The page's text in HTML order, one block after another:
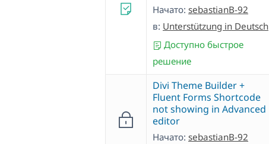
Начато: sebastianB-92
в: Unterstützung in Deutsch
Доступно быстрое
решение
Divi Theme Builder +
Fluent Forms Shortcode
not showing in Advanced
editor
Начато: sebastianB-92